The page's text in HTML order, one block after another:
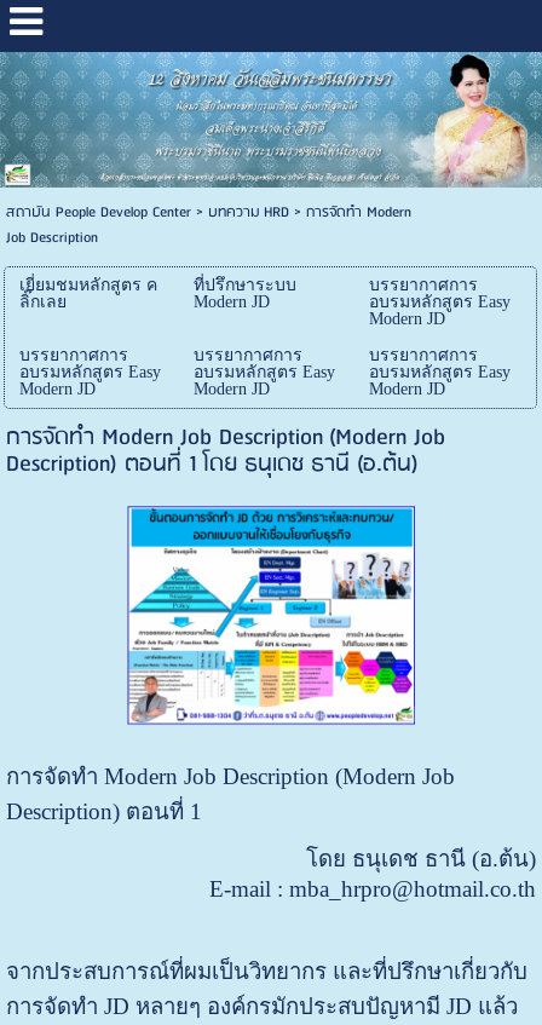
สถาบัน People Develop Center> บทความ HRD> การจัดทำ Modern
Job Description
เยี่ยมชมหลักสูตร ค
ลิ๊กเลย
ที่ปรึกษาระบบ
Modern JD
บรรยากาศการ
อบรมหลักสูตร Easy
Modern JD
บรรยากาศการ
อบรมหลักสูตร Easy
Modern JD
บรรยากาศการ
อบรมหลักสูตร Easy
Modern JD
บรรยากาศการ
อบรมหลักสูตร Easy
Modern JD
การจัดทำ Modern Job Description (Modern Job
Description) ตอนที่ 1 โดย ธนุเดช ธานี (อ.ต้น)
การจัดทำ Modern Job Description (Modern Job
Description) ตอนที่ 1
โดย ธนุเดช ธานี (อ.ต้น)
E-mail : mba_hrpro@hotmail.co.th
จากประสบการณ์ที่ผมเป็นวิทยากร และที่ปรึกษาเกี่ยวกับ
การจัดทำ JD หลายๆ องค์กรมักประสบปัญหามี JD แล้ว